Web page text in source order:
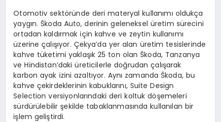
Otomotiv sektöründe deri materyal kullanımı oldukça
yaygın. Škoda Auto, derinin geleneksel üretim sürecini
ortadan kaldırmak için kahve ve zeytin kullanımı
üzerine çalışıyor. Çekya’da yer alan üretim tesislerinde
kahve tüketimi yaklaşık 25 ton olan Škoda, Tanzanya
ve Hindistan’daki üreticilerle doğrudan çalışarak
karbon ayak izini azaltıyor. Aynı zamanda Škoda, bu
kahve çekirdeklerinin kabuklarını, Suite Design
Selection versiyonlarındaki deri koltuk döşemeleri
sürdürülebilir şekilde tabaklanmasında kullanılan bir
işlem geliştirdi.